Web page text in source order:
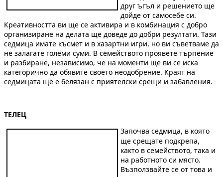
друг ъгъл и решението ще
дойде от самосебе си.
Креативността ви ще се активира и в комбинация с добро
организиране на делата ще доведе до добри резултати. Тази
седмица имате късмет и в хазартни игри, но ви съветваме да
не залагате големи суми. В семейството проявете търпение
и разбиране, независимо, че на моменти ще ви се иска
категорично да обявите своето неодобрение. Краят на
седмицата ще е белязан с приятелски срещи и забавления.
ТЕЛЕЦ
Започва седмица, в която
ще срещате подкрепа,
както в семейството, така и
на работното си място.
Възползвайте се от това и